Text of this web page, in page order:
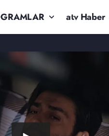
atv Haber